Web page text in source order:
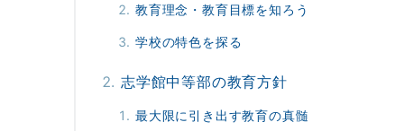
教育理念・教育目標を知ろう
学校の特色を探る
志学館中等部の教育方針
最大限に引き出す教育の真髄